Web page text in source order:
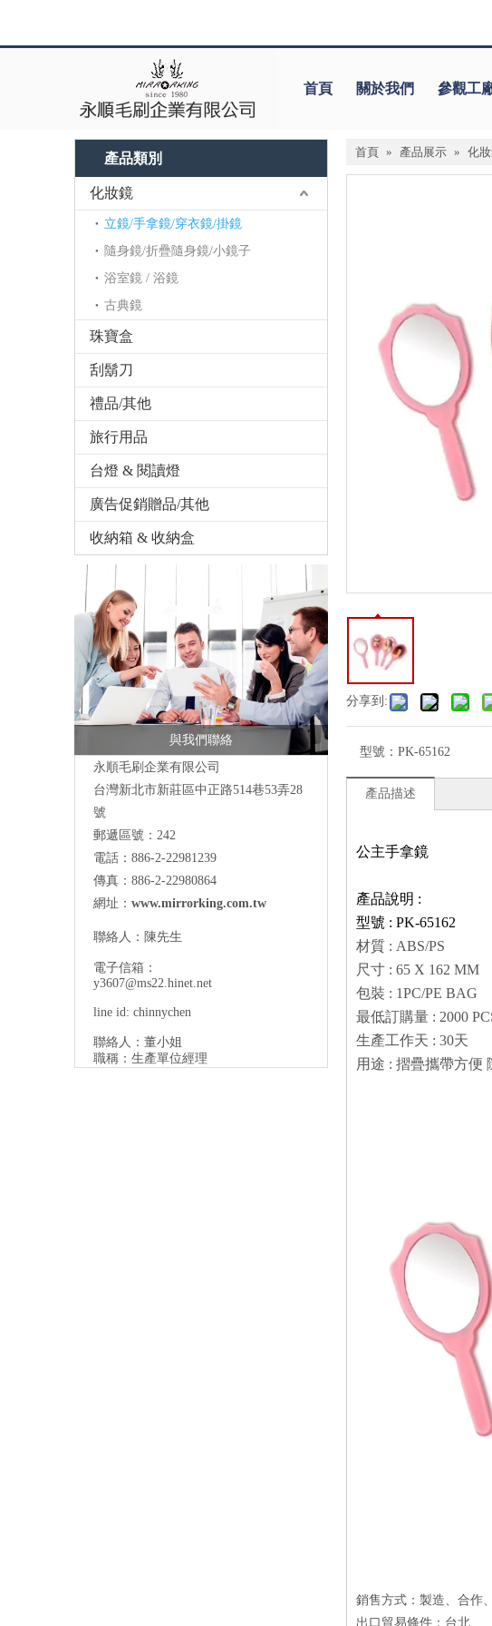
首頁 關於我們 參觀工
產品類別
化妝鏡
立鏡/手拿鏡/穿衣鏡/掛鏡
隨身鏡/折疊隨身鏡/小鏡子
浴室鏡 / 浴鏡
古典鏡
珠寶盒
刮鬍刀
禮品/其他
旅行用品
台燈 & 閱讀燈
廣告促銷贈品/其他
收納箱 & 收納盒
與我們聯絡
永順毛刷企業有限公司
台灣新北市新莊區中正路514巷53弄28
號
郵遞區號：242
電話：886-2-22981239
傳真：886-2-22980864
網址： www.mirrorking.com.tw
聯絡人：陳先生
電子信箱：
y3607@ms22.hinet.net
line id: chinnychen
聯絡人：董小姐
職稱：生產單位經理
首頁 » 產品展示 » 化
分享到:
型號： PK-65162
產品描述
公主手拿鏡
產品說明 :
型號 : PK-65162
材質 : ABS/PS
尺寸 : 65 X 162 MM
包裝 : 1PC/PE BAG
最低訂購量 : 2000
生產工作天 : 30天
用途 : 摺疊攜帶方便
銷售方式：製造、合作
出口貿易條件：台北